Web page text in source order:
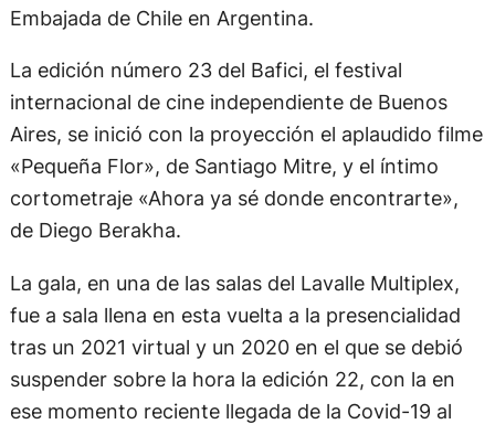
Embajada de Chile en Argentina.
La edición número 23 del Bafici, el festival
internacional de cine independiente de Buenos
Aires, se inició con la proyección el aplaudido filme
«Pequeña Flor», de Santiago Mitre, y el íntimo
cortometraje «Ahora ya sé donde encontrarte»,
de Diego Berakha.
La gala, en una de las salas del Lavalle Multiplex,
fue a sala llena en esta vuelta a la presencialidad
tras un 2021 virtual y un 2020 en el que se debió
suspender sobre la hora la edición 22, con la en
ese momento reciente llegada de la Covid-19 al